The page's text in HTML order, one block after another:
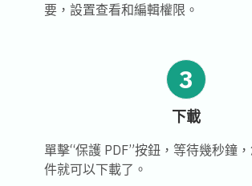
要，設置查看和編輯權限。
3
下載
單擊“保護 PDF”按鈕，等待幾秒鐘
件就可以下載了。